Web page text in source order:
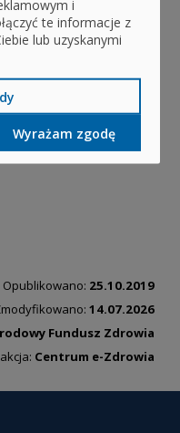
raka piersi)
raka szyjki macicy)
(Moje Zdrowie).
na NFZ
Opublikowano: 25.10.2019
14.07.2026
Fundusz Zdrowia
Centrum e-Zdrowia
i
te informacje z
lub uzyskanymi
Wyrażam zgodę